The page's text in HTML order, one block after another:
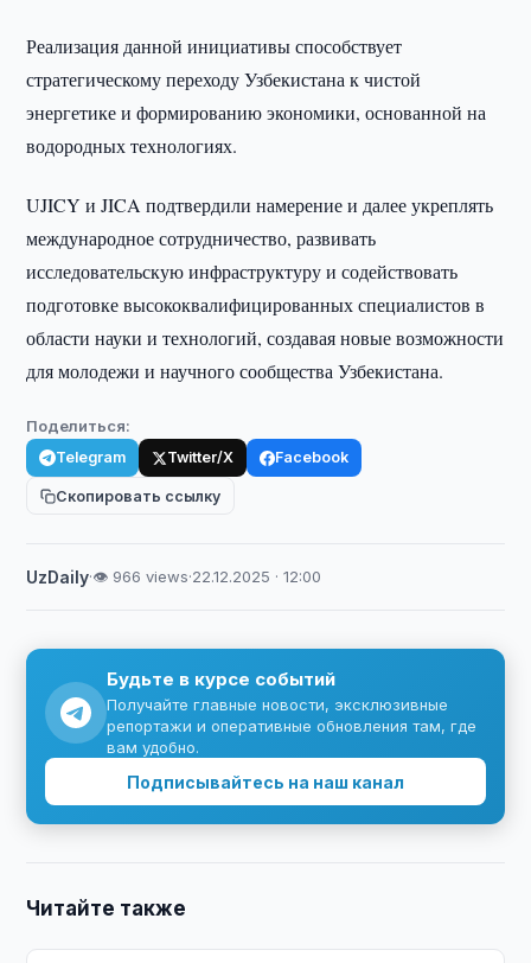
Реализация данной инициативы способствует
стратегическому переходу Узбекистана к чистой
энергетике и формированию экономики, основанной на
водородных технологиях.
UJICY и JICA подтвердили намерение и далее укреплять
международное сотрудничество, развивать
исследовательскую инфраструктуру и содействовать
подготовке высококвалифицированных специалистов в
области науки и технологий, создавая новые возможности
для молодежи и научного сообщества Узбекистана.
Поделиться:
Telegram Twitter/X Facebook
Скопировать ссылку
UzDaily·👁 966 views·22.12.2025 · 12:00
Будьте в курсе событий
Получайте главные новости, эксклюзивные
репортажи и оперативные обновления там, где
вам удобно.
Подписывайтесь на наш канал
Читайте также